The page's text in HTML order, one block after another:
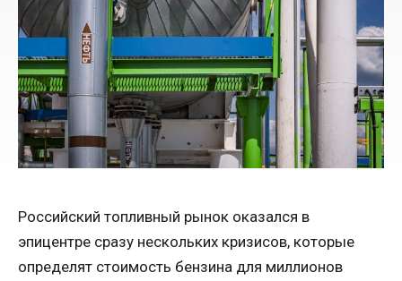
Российский топливный рынок оказался в
эпицентре сразу нескольких кризисов, которые
определят стоимость бензина для миллионов